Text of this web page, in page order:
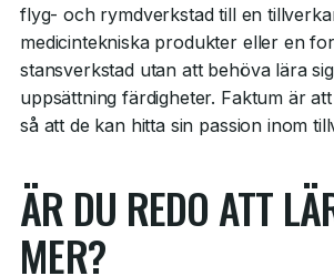
flyg- och rymdverkstad till en
medicintekniska produkter eller en
stansverkstad utan att behöva lära
uppsättning färdigheter. Faktum är
så att de kan hitta sin passion inom
ÄR DU REDO ATT
MER?